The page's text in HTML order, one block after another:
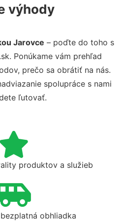
výhody
Jarovce – poďte do toho s
Ponúkame vám prehľad
prečo sa obrátiť na nás.
spolupráce s nami
ľutovať.
produktov a služieb
obhliadka